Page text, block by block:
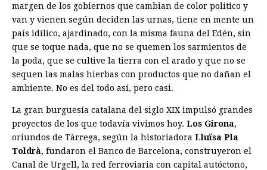
margen de los gobiernos que cambian de color político y
van y vienen según deciden las urnas, tiene en mente un
país idílico, ajardinado, con la misma fauna del Edén, sin
que se toque nada, que no se quemen los sarmientos de
la poda, que se cultive la tierra con el arado y que no se
sequen las malas hierbas con productos que no dañan el
ambiente. No es del todo así, pero casi.
La gran burguesía catalana del siglo XIX impulsó grandes
proyectos de los que todavía vivimos hoy. Los Girona,
oriundos de Tàrrega, según la historiadora Lluïsa Pla
Toldrà, fundaron el Banco de Barcelona, construyeron el
Canal de Urgell, la red ferroviaria con capital autóctono,